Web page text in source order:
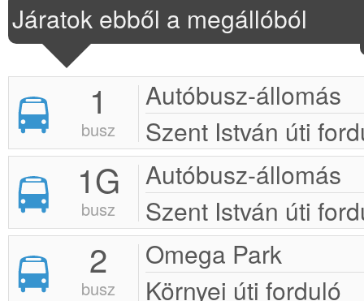
Járatok ebből a megállóból
1
busz
Autóbusz-állomás
Szent István úti
1G
busz
Autóbusz-állomás
Szent István úti
2
busz
Omega Park
Környei úti forduló